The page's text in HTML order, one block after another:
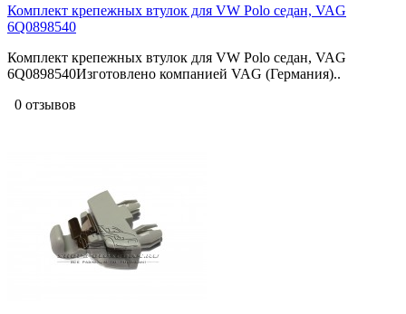
Комплект крепежных втулок для VW Polo седан, VAG
6Q0898540
Комплект крепежных втулок для VW Polo седан, VAG
6Q0898540Изготовлено компанией VAG (Германия)..
0 отзывов